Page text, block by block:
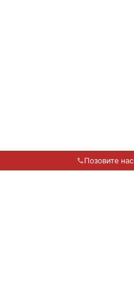
Позовите нас